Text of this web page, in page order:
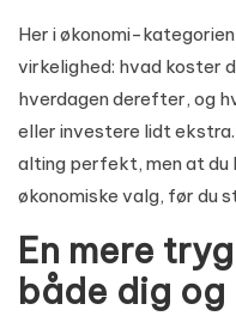
Her i økonomi-
virkelighed: hvad koster
hverdagen derefter, og
eller investere lidt
alting perfekt, men at
økonomiske valg, før du
En mere
både dig og